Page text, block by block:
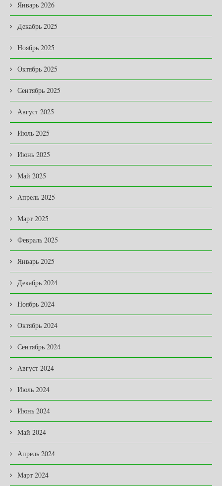
Январь 2026
Декабрь 2025
Ноябрь 2025
Октябрь 2025
Сентябрь 2025
Август 2025
Июль 2025
Июнь 2025
Май 2025
Апрель 2025
Март 2025
Февраль 2025
Январь 2025
Декабрь 2024
Ноябрь 2024
Октябрь 2024
Сентябрь 2024
Август 2024
Июль 2024
Июнь 2024
Май 2024
Апрель 2024
Март 2024